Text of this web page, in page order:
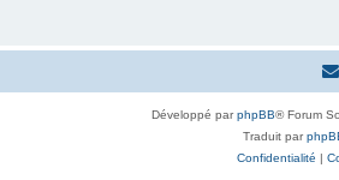
Développé parphpBB® Forum
Traduit par
Confidentialité |